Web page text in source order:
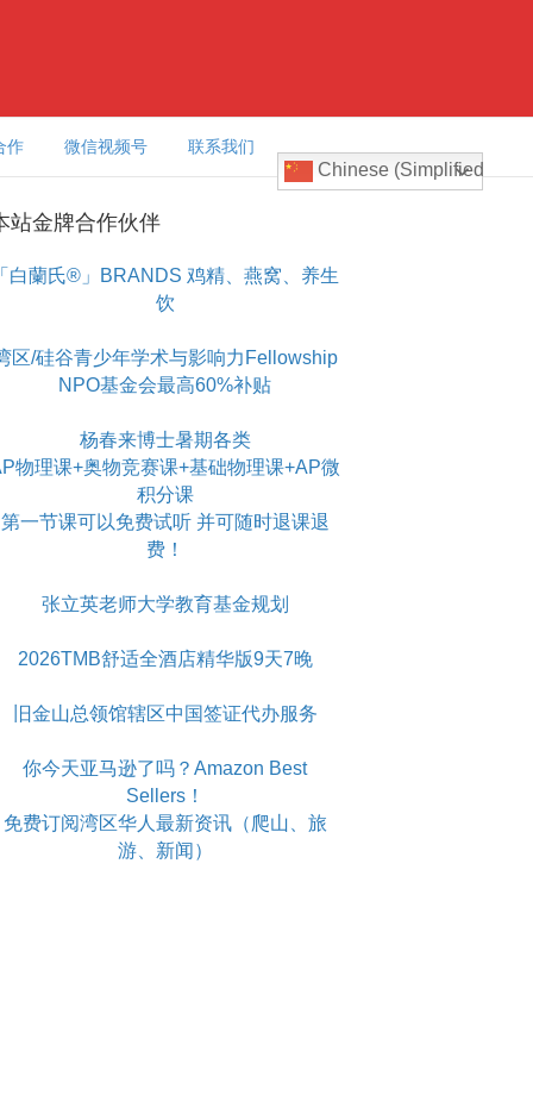
作 微信视频号 联系我们
Chinese (Simplified)
站金牌合作伙伴
白蘭氏®」BRANDS 鸡精、燕窝、养生
饮
区/硅谷青少年学术与影响力Fellowship
NPO基金会最高60%补贴
杨春来博士暑期各类
物理课+奥物竞赛课+基础物理课+AP微
积分课
第一节课可以免费试听 并可随时退课退
费！
张立英老师大学教育基金规划
2026TMB舒适全酒店精华版9天7晚
旧金山总领馆辖区中国签证代办服务
你今天亚马逊了吗？Amazon Best
Sellers！
免费订阅湾区华人最新资讯（爬山、旅
游、新闻）